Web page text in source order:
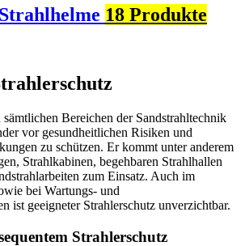
18 Produkte
Bereichen der Sandstrahltechnik
vor gesundheitlichen Risiken und
zu schützen. Er kommt unter anderem
Strahlkabinen, begehbaren Strahlhallen
zum Einsatz. Auch im
bei Wartungs- und
ist geeigneter Strahlerschutz unverzichtbar.
Strahlerschutz